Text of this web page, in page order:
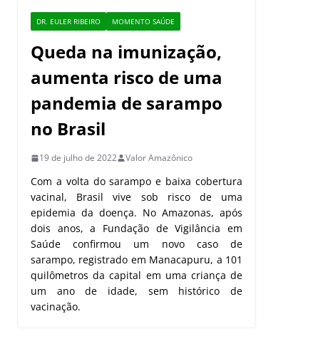
DR. EULER RIBEIRO MOMENTO SAÚDE
Queda na imunização,
aumenta risco de uma
pandemia de sarampo
no Brasil
19 de julho de 2022 Valor Amazônico
Com a volta do sarampo e baixa cobertura
vacinal, Brasil vive sob risco de uma
epidemia da doença. No Amazonas, após
dois anos, a Fundação de Vigilância em
Saúde confirmou um novo caso de
sarampo, registrado em Manacapuru, a 101
quilômetros da capital em uma criança de
um ano de idade, sem histórico de
vacinação.